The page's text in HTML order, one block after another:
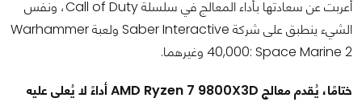
أعربت عن سعادتها بأداء المعالج في سلسلة Call of Duty، ونفس
الشيء ينطبق على شركة Saber Interactive ولعبة Warhammer
40,000: Space Marine 2 وغيرهما.
ختامًا، يُقدم معالج AMD Ryzen 7 9800X3D أداءً لا يُعلى عليه